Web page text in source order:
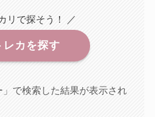
リで探そう！ ／
レカを探す
」で検索した結果が表示され